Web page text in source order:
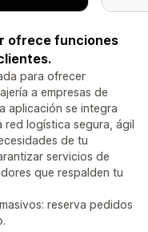
ofrece funciones
para ofrecer
a empresas de
aplicación se integra
logística segura, ágil
de tu
servicios de
que respalden tu
reserva pedidos